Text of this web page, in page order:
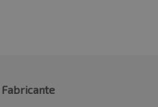
Fabricante